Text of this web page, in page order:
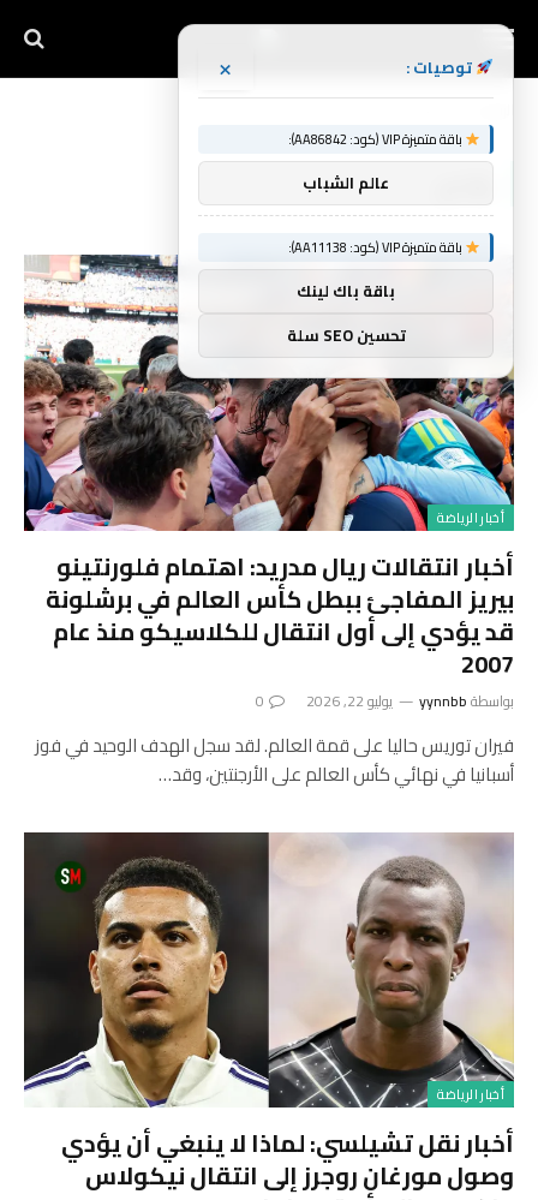
أخبار الرياضة
أخبار انتقالات ريال مدريد: اهتمام فلورنتينو
بيريز المفاجئ ببطل كأس العالم في برشلونة
قد يؤدي إلى أول انتقال للكلاسيكو منذ عام
2007
بواسطةyynnbb يوليو 22, 2026 0
فيران توريس حاليا على قمة العالم. لقد سجل الهدف الوحيد في فوز
أسبانيا في نهائي كأس العالم على الأرجنتين، وقد…
أخبار الرياضة
أخبار نقل تشيلسي: لماذا لا ينبغي أن يؤدي
وصول مورغان روجرز إلى انتقال نيكولاس
توصيات : ×
باقة متميزة VIP (كود: AA86842):
عالم الشباب
باقة متميزة VIP (كود: AA11138):
باقة باك لينك
تحسين SEO سلة